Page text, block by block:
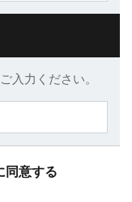
入力ください。
同意する